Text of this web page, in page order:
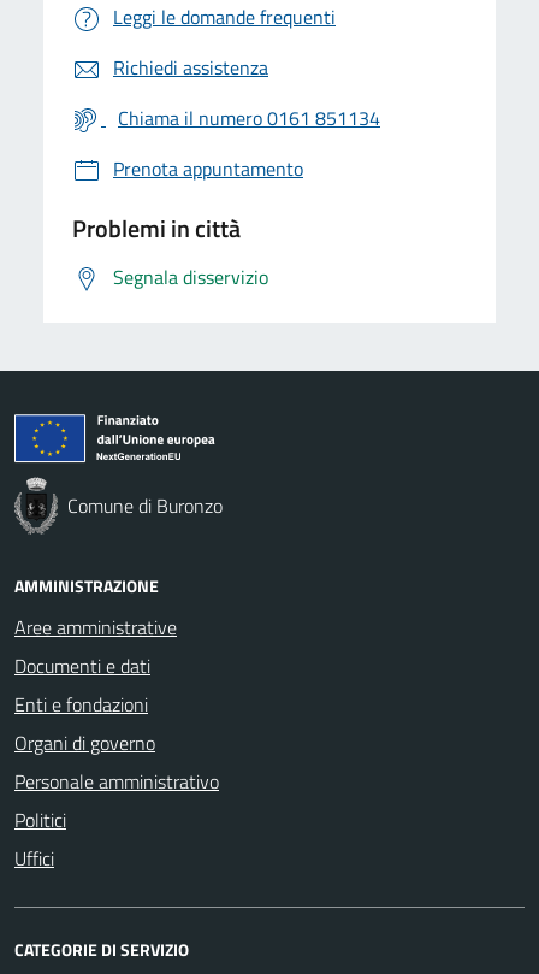
Leggi le domande frequenti
Richiedi assistenza
Chiama il numero 0161 851134
Prenota appuntamento
Problemi in città
Segnala disservizio
Comune di Buronzo
AMMINISTRAZIONE
Aree amministrative
Documenti e dati
Enti e fondazioni
Organi di governo
Personale amministrativo
Politici
Uffici
CATEGORIE DI SERVIZIO